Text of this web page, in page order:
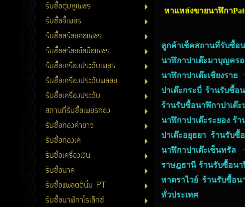
รับซื้อตุ่มหูเพชร
รับซื้อจี้เพชร
รับซื้อสร้อยคอเพชร
รับซื้อสร้อยข้อมือเพชร
รับซื้อเครื่องประดับเพชร
รับซื้อเครื่องประดับพลอย
รับซื้อเครื่องประดับ
สถานที่รับซื้อเพชรทอง
รับซื้อทองคำขาว
รับซื้อทองเค
รับซื้อเครื่องเงิน
รับซื้อนาค
รับซื้อแพลตตินั่ม PT
รับซื้อนาฬิกาโรเล็กซ์
หาแหล่งขายนาฬิกา
ลูกค้าเช็คสถานที่รับซื้อ
นาฬิกาปาเต๊ะมาบุญคร
นาฬิกาปาเต๊ะเชียงรา
ปาเต๊ะกระบี่ ร้านรับซื้อ
ร้านรับซื้อนาฬิกาปาเต๊
นาฬิกาปาเต๊ะระยอง ร้
ปาเต๊ะอยุธยา ร้านรับ
นาฬิกาปาเต๊ะเซ็นทรัล
ราษฎธานี ร้านรับซื้อนา
หาดราไวย์ ร้านรับซื้อ
ทั่วประเทศ